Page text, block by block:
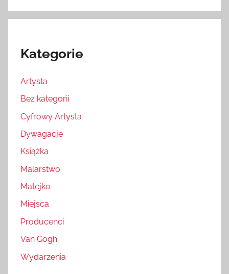
Kategorie
Artysta
Bez kategorii
Cyfrowy Artysta
Dywagacje
Książka
Malarstwo
Matejko
Miejsca
Producenci
Van Gogh
Wydarzenia